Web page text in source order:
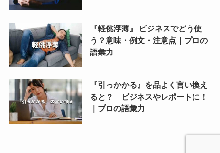
『軽佻浮薄』 ビジネスでどう使
う？意味・例文・注意点｜プロの
語彙力
『引っかかる』を品よく言い換え
ると？ ビジネスやレポートに！
｜プロの語彙力